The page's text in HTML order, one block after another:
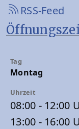
RSS-Feed
Montag
08:00 - 12:00
13:00 - 16:00